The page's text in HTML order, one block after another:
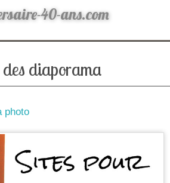
40-ans.com
diaporama
photo